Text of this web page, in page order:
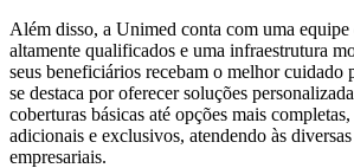
Além disso, a Unimed conta com uma
altamente qualificados e uma infraestrutura
seus beneficiários recebam o melhor cuidado
se destaca por oferecer soluções
coberturas básicas até opções mais
adicionais e exclusivos, atendendo às
empresariais.